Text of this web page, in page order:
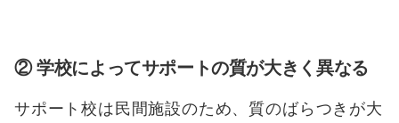
② 学校によってサポートの質が大きく異なる
サポート校は民間施設のため、質のばらつきが大